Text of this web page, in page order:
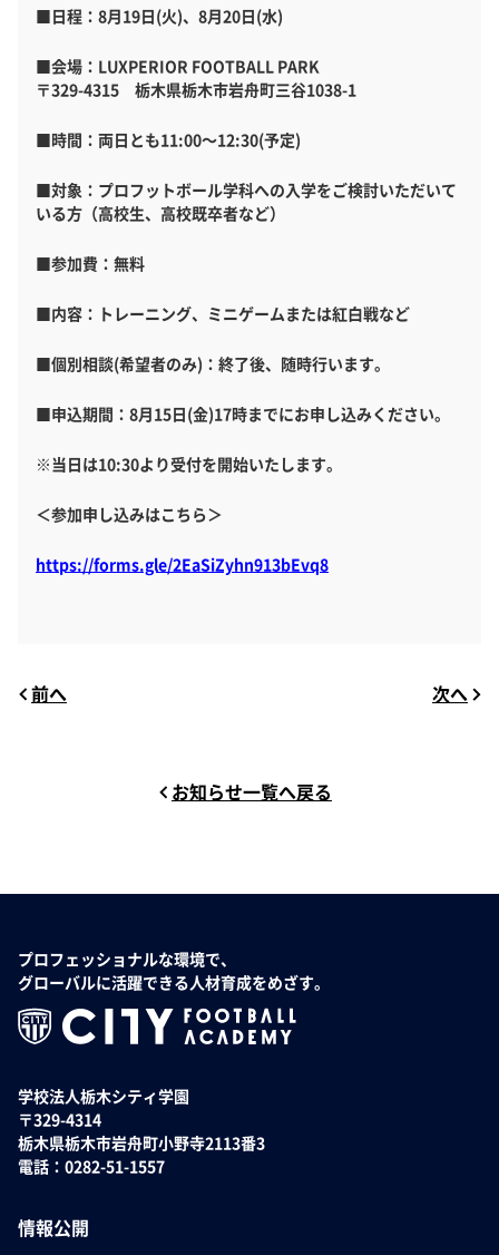
■日程：8月19日(火)、8月20日(水)
■会場：LUXPERIOR FOOTBALL PARK
〒329-4315 栃木県栃木市岩舟町三谷1038-1
■時間：両日とも11:00～12:30(予定)
■対象：プロフットボール学科への入学をご検討いただいて
いる方（高校生、高校既卒者など）
■参加費：無料
■内容：トレーニング、ミニゲームまたは紅白戦など
■個別相談(希望者のみ)：終了後、随時行います。
■申込期間：8月15日(金)17時までにお申し込みください。
※当日は10:30より受付を開始いたします。
＜参加申し込みはこちら＞
https://forms.gle/2EaSiZyhn913bEvq8
前へ 次へ
お知らせ一覧へ戻る
プロフェッショナルな環境で、
グローバルに活躍できる人材育成をめざす。
学校法人栃木シティ学園
〒329-4314
栃木県栃木市岩舟町小野寺2113番3
電話：0282-51-1557
情報公開